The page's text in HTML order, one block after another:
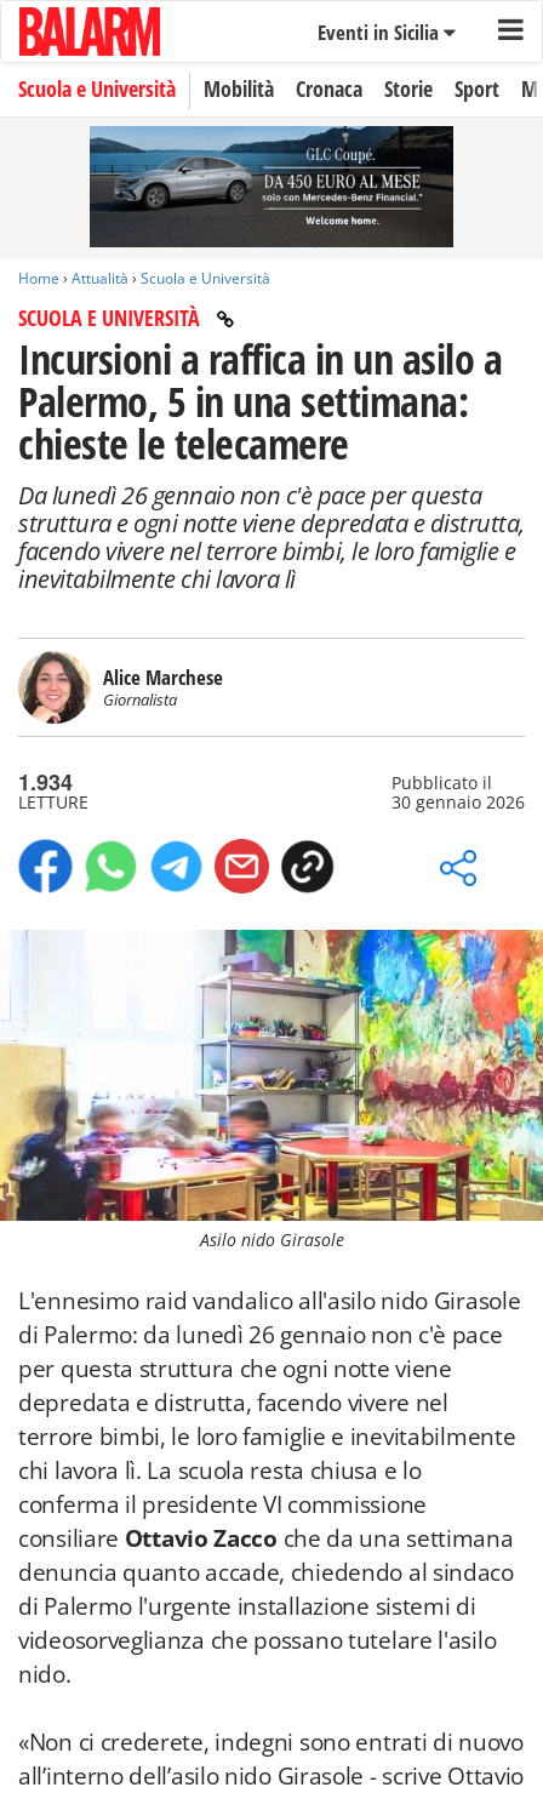
Eventi in Sicilia
Scuola e Università Mobilità Cronaca Storie Sport
Home › Attualità › Scuola e Università
SCUOLA E UNIVERSITÀ
Incursioni a raffica in un asilo a
Palermo, 5 in una settimana:
chieste le telecamere
Da lunedì 26 gennaio non c'è pace per questa
struttura e ogni notte viene depredata e distrutta,
facendo vivere nel terrore bimbi, le loro famiglie e
inevitabilmente chi lavora lì
Alice Marchese
Giornalista
1.934
LETTURE
Pubblicato il
30 gennaio 2026
Asilo nido Girasole
L'ennesimo raid vandalico all'asilo nido Girasole
di Palermo: da lunedì 26 gennaio non c'è pace
per questa struttura che ogni notte viene
depredata e distrutta, facendo vivere nel
terrore bimbi, le loro famiglie e inevitabilmente
chi lavora lì. La scuola resta chiusa e lo
conferma il presidente VI commissione
consiliare Ottavio Zacco che da una settimana
denuncia quanto accade, chiedendo al sindaco
di Palermo l'urgente installazione sistemi di
videosorveglianza che possano tutelare l'asilo
nido.
«Non ci crederete, indegni sono entrati di nuovo
all’interno dell’asilo nido Girasole - scrive Ottavio